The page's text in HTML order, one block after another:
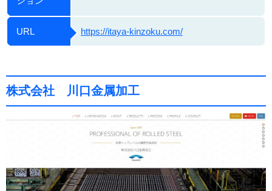
URL https://itaya-kinzoku.com/
株式会社 川口金属加工